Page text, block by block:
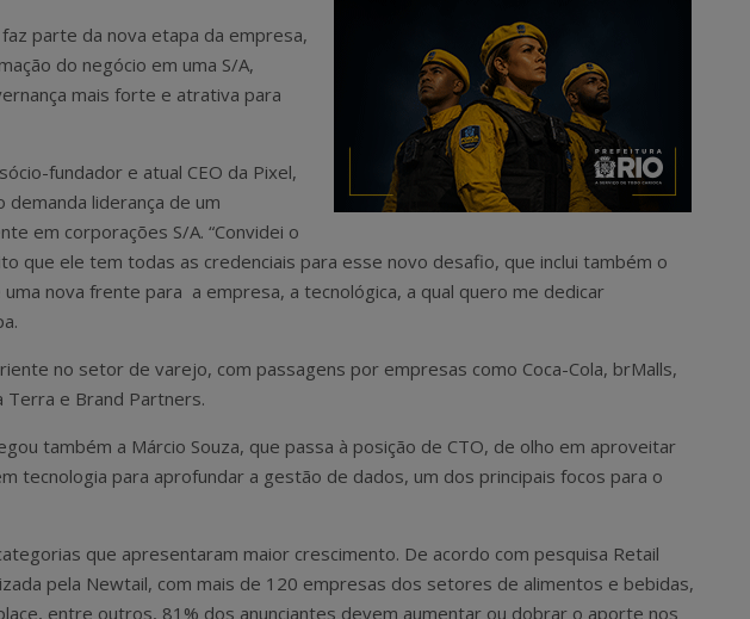
parte da nova etapa da empresa,
do negócio em uma S/A,
mais forte e atrativa para
fundador e atual CEO da Pixel,
liderança de um
em corporações S/A. “Convidei o
que ele tem todas as credenciais para esse novo desafio, que inclui também o
nova frente para a empresa, a tecnológica, a qual quero me dedicar
no setor de varejo, com passagens por empresas como Coca-Cola, brMalls,
e Brand Partners.
também a Márcio Souza, que passa à posição de CTO, de olho em aproveitar
tecnologia para aprofundar a gestão de dados, um dos principais focos para o
que apresentaram maior crescimento. De acordo com pesquisa Retail
pela Newtail, com mais de 120 empresas dos setores de alimentos e bebidas,
entre outros, 81% dos anunciantes devem aumentar ou dobrar o aporte nos